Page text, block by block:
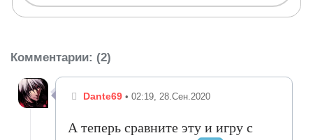
Комментарии: (2)
Dante69 • 02:19, 28.Сен.2020
А теперь сравните эту и игру с